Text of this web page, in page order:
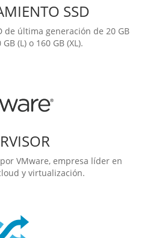
SSD
de última generación de 20 GB
(L) o 160 GB (XL).
VMware, empresa líder en
y virtualización.